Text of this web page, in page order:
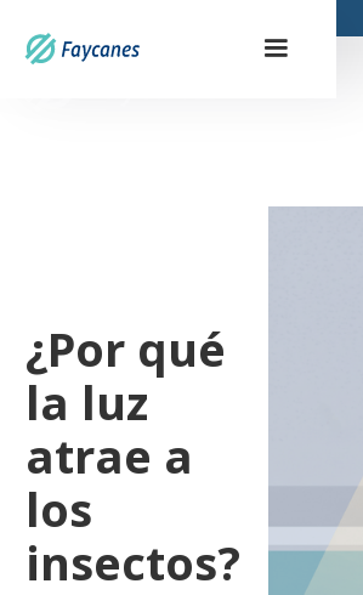
¿Por qué
la luz
atrae a
los
insectos?